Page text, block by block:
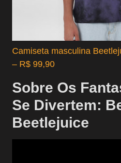
Camiseta masculina
– R$ 99,90
Sobre Os
Se Divertem:
Beetlejuice